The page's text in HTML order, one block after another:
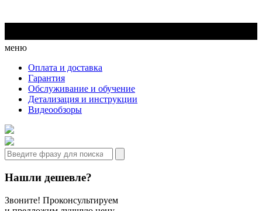
меню
Оплата и доставка
Гарантия
Обслуживание и обучение
Детализация и инструкции
Видеообзоры
Нашли дешевле?
Звоните! Проконсультируем